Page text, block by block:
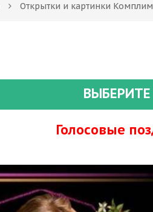
Открытки и картинки
Голосовые